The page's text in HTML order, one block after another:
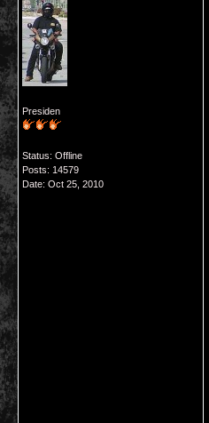
Presiden
Status: Offline
Posts: 14579
Date: Oct 25, 2010